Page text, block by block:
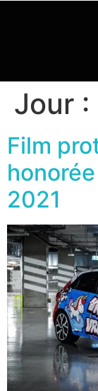
Jour :
Film
2021